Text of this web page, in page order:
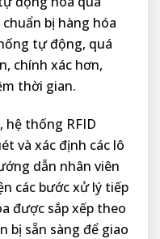
bị hàng hóa
tự động, quá
chính xác hơn,
thời gian.
hệ thống RFID
và xác định các lô
dẫn nhân viên
các bước xử lý tiếp
được sắp xếp theo
bị sẵn sàng để giao